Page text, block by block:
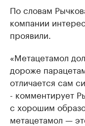
По словам
компании
проявили.
«Метацетамол
дороже
отличается сам
- комментирует
с хорошим
метацетамол —